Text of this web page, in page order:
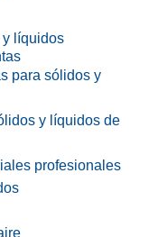
líquidos
para sólidos y
y líquidos de
profesionales